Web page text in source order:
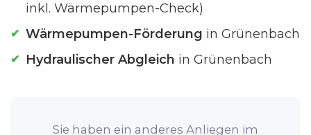
inkl. Wärmepumpen-Check)
Wärmepumpen-Förderung in Grünenbach
Hydraulischer Abgleich in Grünenbach
Sie haben ein anderes Anliegen im